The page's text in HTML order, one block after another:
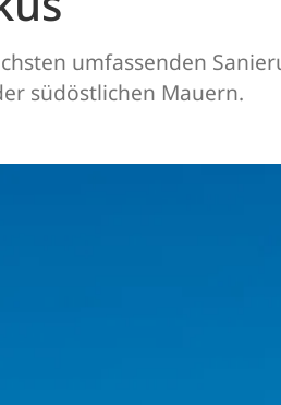
umfassenden
südöstlichen Mauern.